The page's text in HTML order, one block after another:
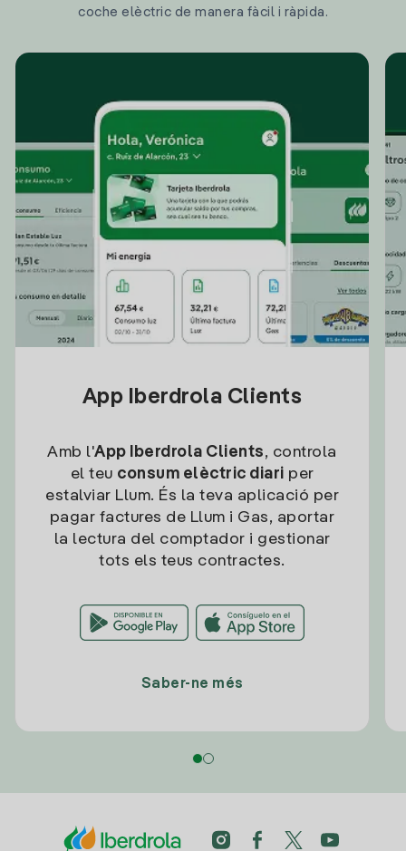
coche elèctric de manera fàcil i ràpida.
App Iberdrola Clients
Amb l'App Iberdrola Clients, controla
el teu consum elèctric diari per
estalviar Llum. És la teva aplicació per
pagar factures de Llum i Gas, aportar
la lectura del comptador i gestionar
tots els teus contractes.
Saber-ne més